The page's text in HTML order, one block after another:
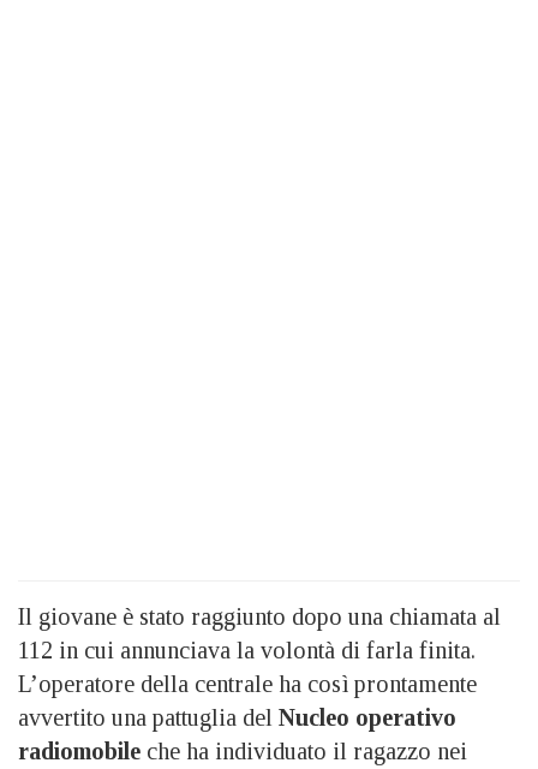
Il giovane è stato raggiunto dopo una chiamata al
112 in cui annunciava la volontà di farla finita.
L’operatore della centrale ha così prontamente
avvertito una pattuglia del Nucleo operativo
radiomobile che ha individuato il ragazzo nei